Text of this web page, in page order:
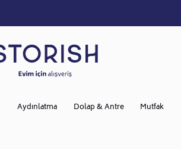
Aydınlatma Dolap & Antre Mutfak